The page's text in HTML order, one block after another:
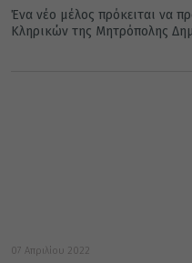
Ένα νέο μέλος πρόκειται να
Κληρικών της Μητρόπολης
07 Απριλίου 2022